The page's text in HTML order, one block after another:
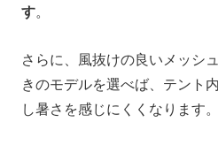
す。
さらに、風抜けの良いメッシ
きのモデルを選べば、テント
し暑さを感じにくくなります。